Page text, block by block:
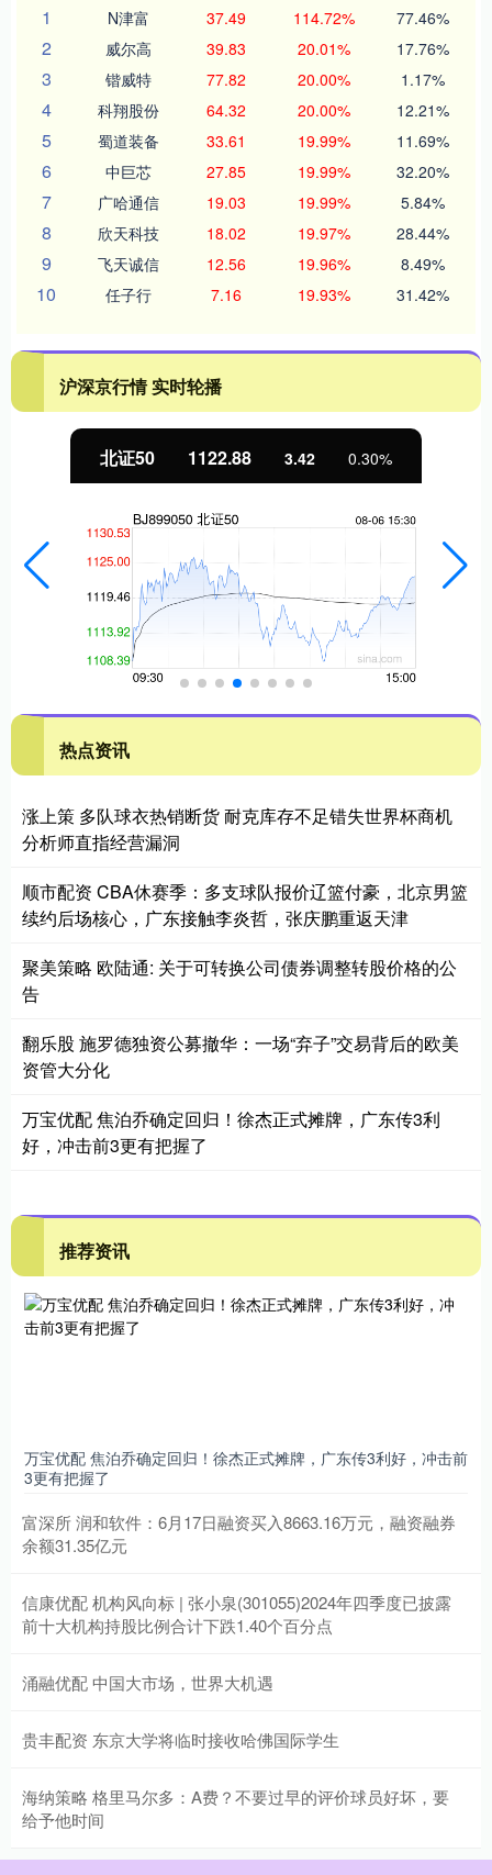
1
N津富 37.49 114.72% 77.46%
2 威尔高 39.83 20.01% 17.76%
3 锴威特 77.82 20.00% 1.17%
4 科翔股份 64.32 20.00% 12.21%
5 蜀道装备 33.61 19.99% 11.69%
6 中巨芯 27.85 19.99% 32.20%
7 广哈通信 19.03 19.99% 5.84%
8 欣天科技 18.02 19.97% 28.44%
9 飞天诚信 12.56 19.96% 8.49%
10 任子行 7.16 19.93% 31.42%
沪深京行情 实时轮播
北证50 1122.88 3.42 0.30%
热点资讯
涨上策 多队球衣热销断货 耐克库存不足错失世界杯商机
分析师直指经营漏洞
顺市配资 CBA休赛季：多支球队报价辽篮付豪，北京男篮
续约后场核心，广东接触李炎哲，张庆鹏重返天津
聚美策略 欧陆通: 关于可转换公司债券调整转股价格的公
告
翻乐股 施罗德独资公募撤华：一场“弃子”交易背后的欧美
资管大分化
万宝优配 焦泊乔确定回归！徐杰正式摊牌，广东传3利
好，冲击前3更有把握了
推荐资讯
万宝优配 焦泊乔确定回归！徐杰正式摊牌，广东传3利好，冲击前
3更有把握了
富深所 润和软件：6月17日融资买入8663.16万元，融资融券
余额31.35亿元
信康优配 机构风向标 | 张小泉(301055)2024年四季度已披露
前十大机构持股比例合计下跌1.40个百分点
涌融优配 中国大市场，世界大机遇
贵丰配资 东京大学将临时接收哈佛国际学生
海纳策略 格里马尔多：A费？不要过早的评价球员好坏，要
给予他时间